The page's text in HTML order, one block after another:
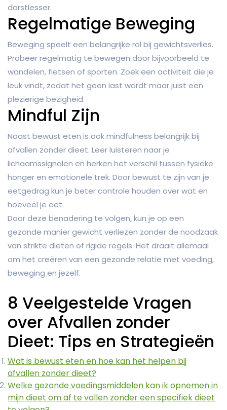
dorstlesser.
Regelmatige Beweging
Beweging speelt een belangrijke rol bij gewichtsverlies.
Probeer regelmatig te bewegen door bijvoorbeeld te
wandelen, fietsen of sporten. Zoek een activiteit die je
leuk vindt, zodat het geen last wordt maar juist een
plezierige bezigheid.
Mindful Zijn
Naast bewust eten is ook mindfulness belangrijk bij
afvallen zonder dieet. Leer luisteren naar je
lichaamssignalen en herken het verschil tussen fysieke
honger en emotionele trek. Door bewust te zijn van je
eetgedrag kun je beter controle houden over wat en
hoeveel je eet.
Door deze benadering te volgen, kun je op een
gezonde manier gewicht verliezen zonder de noodzaak
van strikte diëten of rigide regels. Het draait allemaal
om het creëren van een gezonde relatie met voeding,
beweging en jezelf.
8 Veelgestelde Vragen
over Afvallen zonder
Dieet: Tips en Strategieën
Wat is bewust eten en hoe kan het helpen bij
afvallen zonder dieet?
Welke gezonde voedingsmiddelen kan ik opnemen in
mijn dieet om af te vallen zonder een specifiek dieet